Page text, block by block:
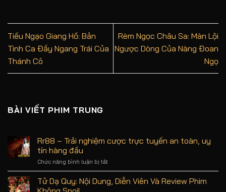
Tiếu Ngạo Giang Hồ: Bản
Tình Ca Đầy Ngang Trái Của
Thánh Cô
Rèm Ngọc Châu Sa: Màn Lội
Ngược Dòng Của Nàng Đoan
Ngọ
BÀI VIẾT PHIM TRUNG
Rr88 – Trải nghiệm cược trực tuyến an toàn, uy
tín hàng đầu
Chức năng bình luận bị tắt
Rr88
Trải
Tử Dạ Quy: Nội Dung, Diễn Viên Và Review Phim